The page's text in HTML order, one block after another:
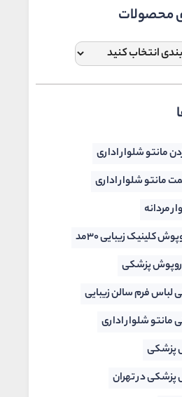
محصولات
مانتو شلوار اداری
مانتو شلوار اداری
مردانه
کلینیک زیبایی 30مد
روپوش پزشکی
لباس فرم سالن زیبایی
مانتو شلوار اداری
پزشکی
پزشکی در تهران